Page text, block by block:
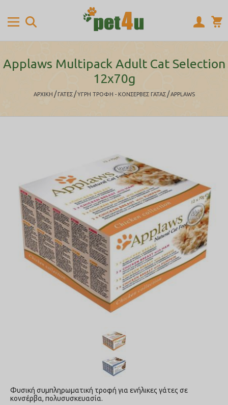
Applaws Multipack Adult Cat Selection
12x70g
ΑΡΧΙΚΉ / ΓΑΤΕΣ / ΥΓΡΗ ΤΡΟΦΗ - ΚΟΝΣΕΡΒΕΣ ΓΑΤΑΣ / APPLAWS
Φυσική συμπληρωματική τροφή για ενήλικες γάτες σε
κονσέρβα, πολυσυσκευασία.